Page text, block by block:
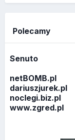
Polecamy
Senuto
netBOMB.pl
dariuszjurek.pl
noclegi.biz.pl
www.zgred.pl